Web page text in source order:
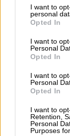
not limited to
grant or deny
use your data
consent section.
I want to
personal
Opted In
I want to
Personal
Opted In
I want to
Personal
Opted In
I want to
Retention,
Personal
Purposes
Κόσμος|
Γκουλνάρα
Οι
την